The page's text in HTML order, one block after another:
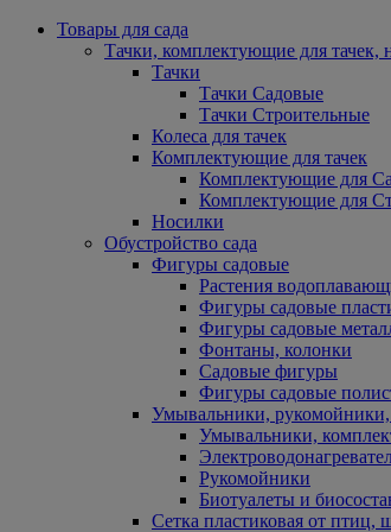
Товары для сада
Тачки, комплектующие для тачек,
Тачки
Тачки Садовые
Тачки Строительные
Колеса для тачек
Комплектующие для тачек
Комплектующие для
Комплектующие для
Носилки
Обустройство сада
Фигуры садовые
Растения
Фигуры садовые
Фигуры садовые
Фонтаны, колонки
Садовые фигуры
Фигуры садовые
Умывальники, рукомойники,
Умывальники,
Рукомойники
Биотуалеты и
Сетка пластиковая от птиц,